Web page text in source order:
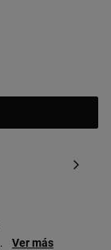
Ver más